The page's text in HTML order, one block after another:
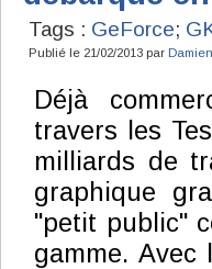
Tags : GeForce;
Publié le 21/02/2013 par
Déjà
travers les
milliards de
graphique
"petit public"
gamme. Avec